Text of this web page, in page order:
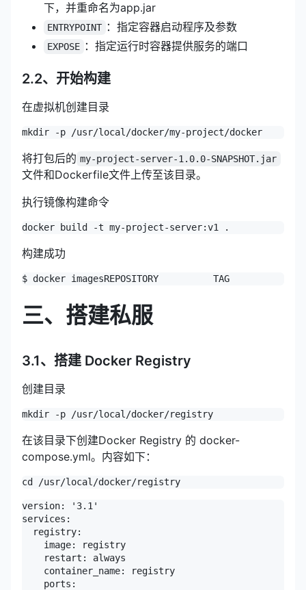
下，并重命名为app.jar
ENTRYPOINT ：指定容器启动程序及参数
EXPOSE ：指定运行时容器提供服务的端口
2.2、开始构建
在虚拟机创建目录
mkdir -p /usr/local/docker/my-project/docker
将打包后的 my-project-server-1.0.0-SNAPSHOT.jar
文件和Dockerfile文件上传至该目录。
执行镜像构建命令
docker build -t my-project-server:v1 .
构建成功
$ docker imagesREPOSITORY          TAG
三、搭建私服
3.1、搭建 Docker Registry
创建目录
mkdir -p /usr/local/docker/registry
在该目录下创建Docker Registry 的 docker-
compose.yml。内容如下：
cd /usr/local/docker/registry
version: '3.1'
services:
  registry:
    image: registry
    restart: always
    container_name: registry
    ports: